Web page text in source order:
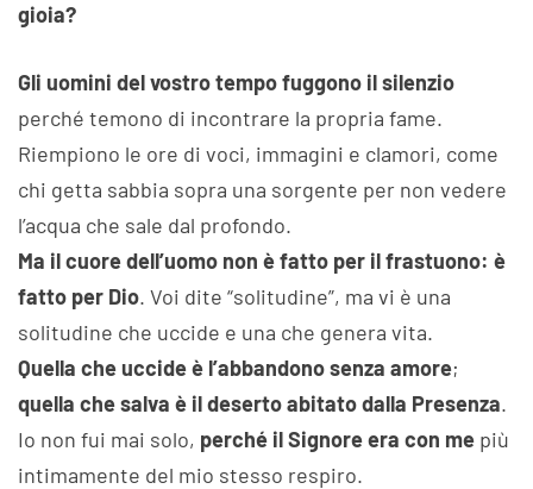
gioia?
Gli uomini del vostro tempo fuggono il silenzio
perché temono di incontrare la propria fame.
Riempiono le ore di voci, immagini e clamori, come
chi getta sabbia sopra una sorgente per non vedere
l’acqua che sale dal profondo.
Ma il cuore dell’uomo non è fatto per il frastuono: è
fatto per Dio. Voi dite “solitudine”, ma vi è una
solitudine che uccide e una che genera vita.
Quella che uccide è l’abbandono senza amore;
quella che salva è il deserto abitato dalla Presenza.
Io non fui mai solo, perché il Signore era con me più
intimamente del mio stesso respiro.